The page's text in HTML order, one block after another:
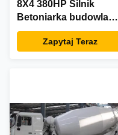
8X4 380HP Silnik
Betoniarka budowlana
Ciężki sprzęt
budowlany
Zapytaj Teraz